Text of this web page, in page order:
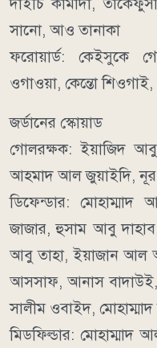
দাইচি কামাদা,
সানো, আও তানাকা
ফরোয়ার্ড: কেইসুকে
ওগাওয়া, কেন্তো
জর্ডানের স্কোয়াড
গোলরক্ষক: ইয়াজিদ
আহমাদ আল জুয়াইদি, নূর
ডিফেন্ডার:
জাজার, হুসাম আবু
আবু তাহা, ইয়াজান
আসসাফ, আনাস বাদাউই,
সালীম ওবাইদ, মোহাম্মাদ
মিডফিল্ডার: